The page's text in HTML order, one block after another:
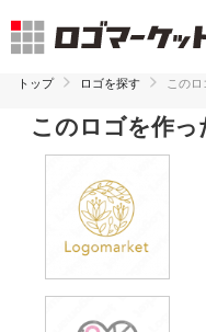
トップ ロゴを探す この
このロゴを作